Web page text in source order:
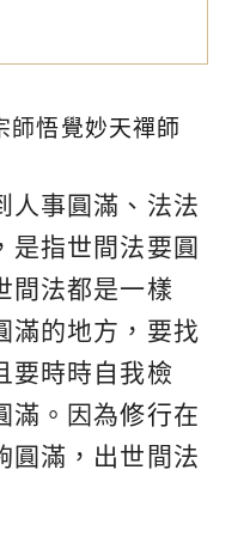
師悟覺妙天禪師
人事圓滿、法法
是指世間法要圓
間法都是一樣
滿的地方，要找
要時時自我檢
滿。因為修行在
圓滿，出世間法